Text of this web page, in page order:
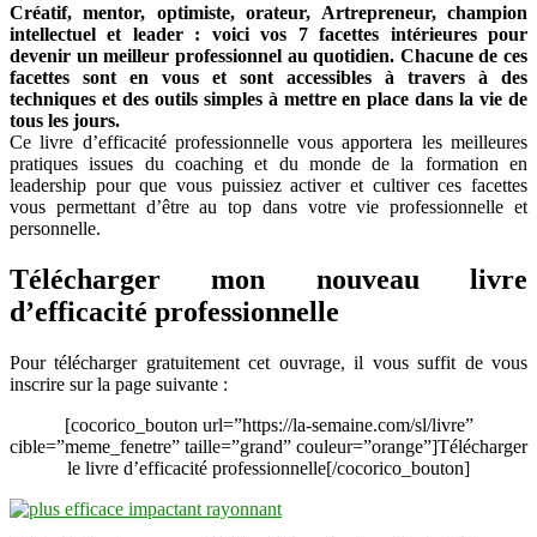
plus
impactant,
plus
rayonnant
Créatif, mentor, optimiste, orateur, Artrepreneur, champion
intellectuel et leader : voici vos 7 facettes intérieures pour
devenir un meilleur professionnel au quotidien. Chacune de ces
facettes sont en vous et sont accessibles à travers à des
techniques et des outils simples à mettre en place dans la vie de
tous les jours.
Ce livre d’efficacité professionnelle vous apportera les meilleures
pratiques issues du coaching et du monde de la formation en
leadership pour que vous puissiez activer et cultiver ces facettes
vous permettant d’être au top dans votre vie professionnelle et
personnelle.
Télécharger mon nouveau livre
d’efficacité professionnelle
Pour télécharger gratuitement cet ouvrage, il vous suffit de vous
inscrire sur la page suivante :
[cocorico_bouton url=”https://la-semaine.com/sl/livre”
cible=”meme_fenetre” taille=”grand” couleur=”orange”]Télécharger
le livre d’efficacité professionnelle[/cocorico_bouton]